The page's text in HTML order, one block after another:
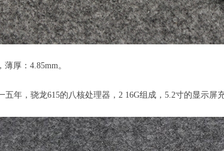
薄厚：4.85mm。
五年，骁龙615的八核处理器，2 16G组成，5.2寸的显示屏